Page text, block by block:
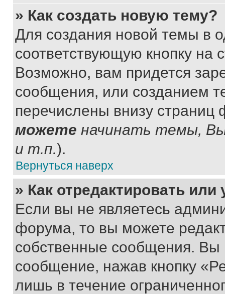
» Как создать новую тему?
Для создания новой темы в
соответствующую кнопку
Возможно, вам придется
сообщения, или созданием
перечислены внизу
можете начинать темы,
и т.п.).
Вернуться наверх
» Как отредактировать
Если вы не являетесь
форума, то вы можете
собственные сообщения. Вы
сообщение, нажав кнопку
лишь в течение